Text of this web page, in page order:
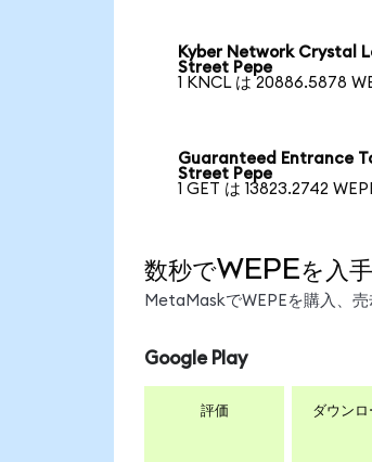
Kyber Network Crystal
Street Pepe
1 KNCL は 20886.5878
Guaranteed Entrance
Street Pepe
1 GET は 13823.2742
数秒でWEPEを入手
MetaMaskでWEPEを購入、
Google Play
評価 ダウン